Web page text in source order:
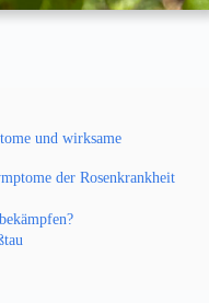
und wirksame
der Rosenkrankheit